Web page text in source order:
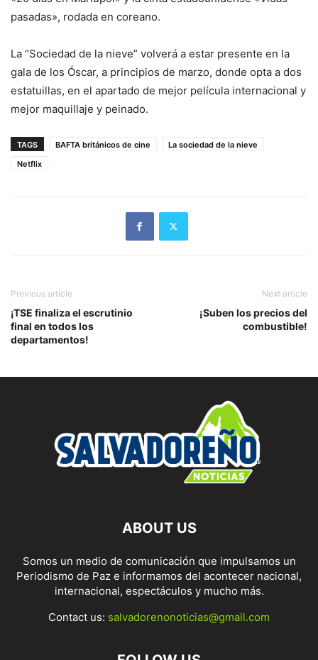
pasadas», rodada en coreano.
La “Sociedad de la nieve” volverá a estar presente en la
gala de los Óscar, a principios de marzo, donde opta a dos
estatuillas, en el apartado de mejor película internacional y
mejor maquillaje y peinado.
TAGS BAFTA británicos de cine
La sociedad de la nieve
Netflix
Previous article
¡TSE finaliza el escrutinio
final en todos los
departamentos!
Next article
¡Suben los precios del
combustible!
ABOUT US
Somos un medio de comunicación que impulsamos un
Periodismo de Paz e informamos del acontecer nacional,
internacional, espectáculos y mucho más.
Contact us: salvadorenonoticias@gmail.com